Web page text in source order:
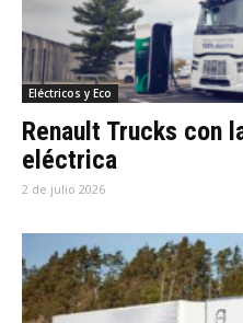
Eléctricos y Eco
Renault Trucks con
eléctrica
2 de julio 2026